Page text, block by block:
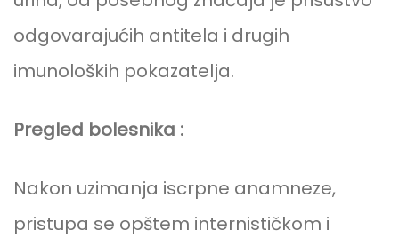
odgovarajućih antitela i drugih
imunoloških pokazatelja.
Pregled bolesnika :
Nakon uzimanja iscrpne anamneze,
pristupa se opštem internističkom i